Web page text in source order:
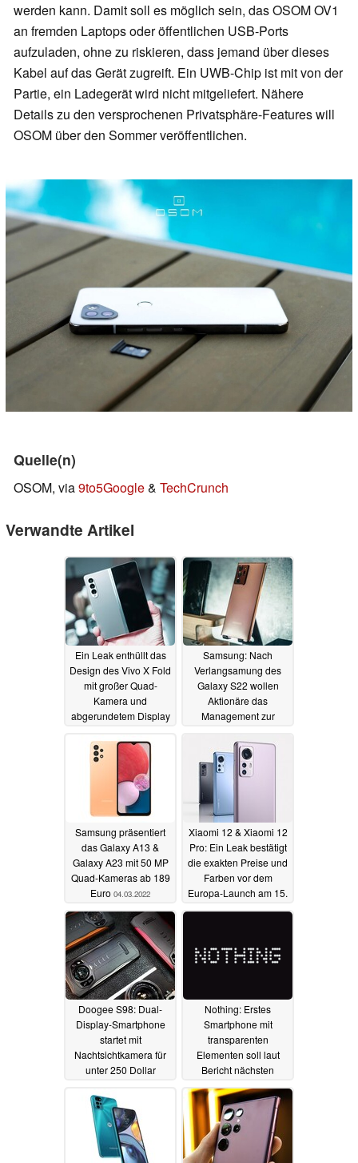
werden kann. Damit soll es möglich sein, das OSOM OV1
an fremden Laptops oder öffentlichen USB-Ports
aufzuladen, ohne zu riskieren, dass jemand über dieses
Kabel auf das Gerät zugreift. Ein UWB-Chip ist mit von der
Partie, ein Ladegerät wird nicht mitgeliefert. Nähere
Details zu den versprochenen Privatsphäre-Features will
OSOM über den Sommer veröffentlichen.
Quelle(n)
OSOM, via9to5Google& TechCrunch
Verwandte Artikel
Ein Leak enthüllt das
Design des Vivo X Fold
mit großer Quad-
Kamera und
abgerundetem Display
Samsung: Nach
Verlangsamung des
Galaxy S22 wollen
Aktionäre das
Management zur
07.03.2022
Samsung präsentiert
das Galaxy A13 &
Galaxy A23 mit 50 MP
Quad-Kameras ab 189
Euro 04.03.2022
Xiaomi 12 & Xiaomi 12
Pro: Ein Leak bestätigt
die exakten Preise und
Farben vor dem
Europa-Launch am 15.
04.03.2022
Doogee S98: Dual-
Display-Smartphone
startet mit
Nachtsichtkamera für
unter 250 Dollar
Nothing: Erstes
Smartphone mit
transparenten
Elementen soll laut
Bericht nächsten
03.03.2022